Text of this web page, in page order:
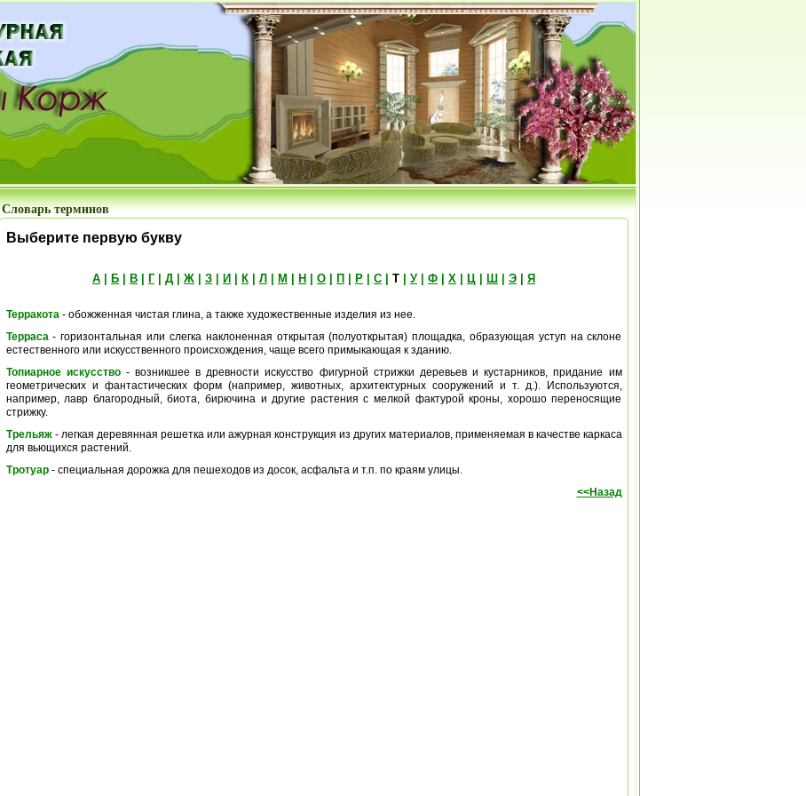
Словарь терминов
Выберите первую букву
А Б В Г| Д Ж З И К Л М Н О П Р С Т У Ф Х Ц Ш Э Я
Терракота- обожженная чистая глина, а также художественные изделия из нее.
Терраса- горизонтальная или слегка наклоненная открытая (полуоткрытая) площадка, образующая уступ на склоне
естественного или искусственного происхождения, чаще всего примыкающая к зданию.
Топиарное искусство- возникшее в древности искусство фигурной стрижки деревьев и кустарников, придание им
геометрических и фантастических форм (например, животных, архитектурных сооружений и т. д.). Используются,
например, лавр благородный, биота, бирючина и другие растения с мелкой фактурой кроны, хорошо переносящие
стрижку.
Трельяж- легкая деревянная решетка или ажурная конструкция из других материалов, применяемая в качестве каркаса
для вьющихся растений.
Тротуар- специальная дорожка для пешеходов из досок, асфальта и т.п. по краям улицы.
<<Назад